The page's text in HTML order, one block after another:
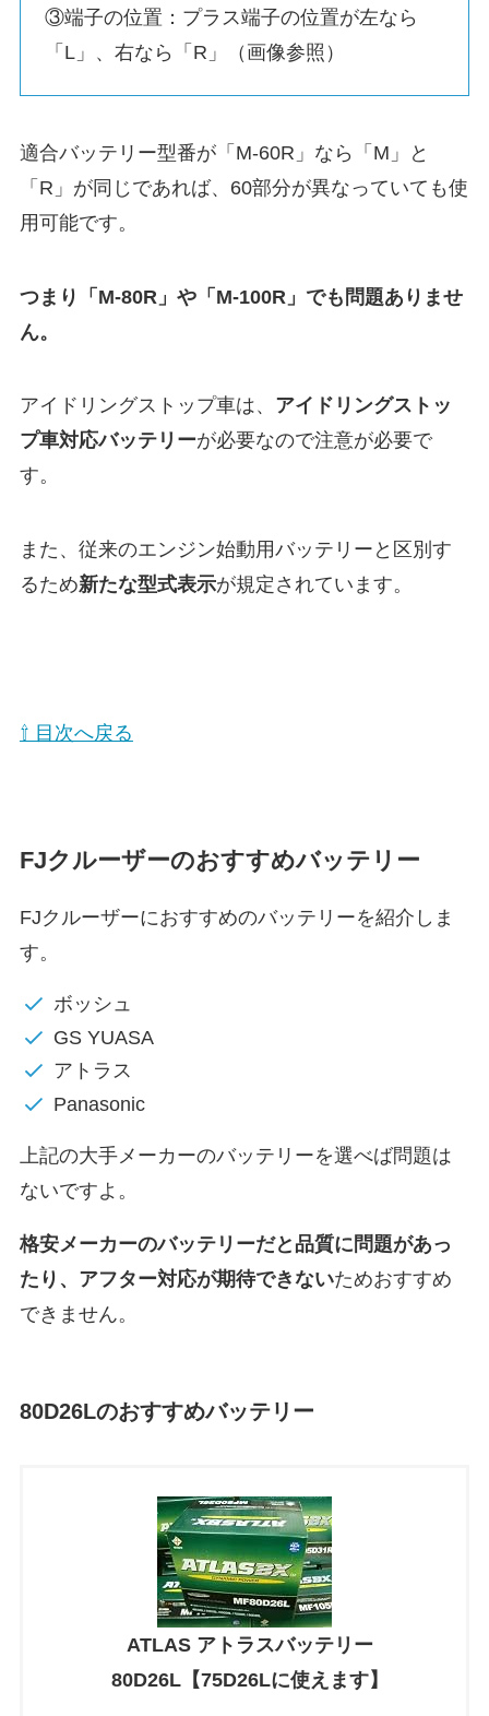
③端子の位置：プラス端子の位置が左なら
「L」、右なら「R」（画像参照）
適合バッテリー型番が「M-60R」なら「M」と
「R」が同じであれば、60部分が異なっていても使
用可能です。
つまり「M-80R」や「M-100R」でも問題ありませ
ん。
アイドリングストップ車は、 アイドリングストッ
プ車対応バッテリーが必要なので注意が必要で
す。
また、従来のエンジン始動用バッテリーと区別す
るため新たな型式表示が規定されています。
⇧ 目次へ戻る
FJクルーザーのおすすめバッテリー
FJクルーザーにおすすめのバッテリーを紹介しま
す。
ボッシュ
GS YUASA
アトラス
Panasonic
上記の大手メーカーのバッテリーを選べば問題は
ないですよ。
格安メーカーのバッテリーだと 品質に問題があっ
たり、アフター対応が期待できないためおすすめ
できません。
80D26Lのおすすめバッテリー
ATLAS アトラスバッテリー
80D26L【75D26Lに使えます】